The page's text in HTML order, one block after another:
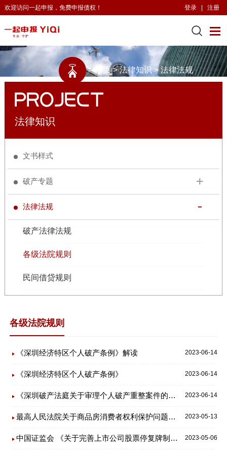
欢迎访问一起申报，免费申报债权！ 登录 注册
> 首页>法律知识>法律法规
法律知识
文书样式
破产专题
法律法规
破产法律法规
各级法院规则
民间借贷规则
各级法院规则
《深圳经济特区个人破产条例》解读 2023-06-14
《深圳经济特区个人破产条例》 2023-06-14
《深圳破产法庭关于审理个人破产重整案件的工作指引》 2023-06-14
最高人民法院关于商品房消费者权利保护问题的批复 2023-05-13
中国证监会 《关于完善上市公司股票停复牌制度的指导意见》 2023-05-06